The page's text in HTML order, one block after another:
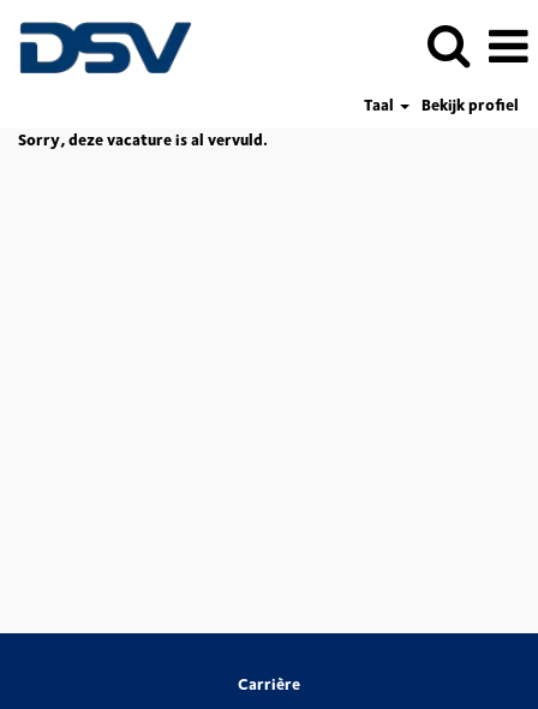
Taal
Bekijk profiel
Sorry, deze vacature is al vervuld.
Carrière